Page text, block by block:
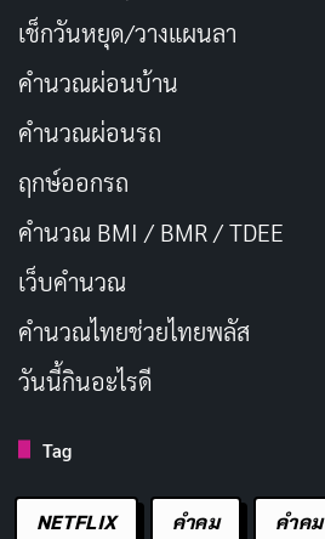
เช็กวันหยุด/วางแผนลา
คำนวณผ่อนบ้าน
คำนวณผ่อนรถ
ฤกษ์ออกรถ
คำนวณ BMI / BMR / TDEE
เว็บคํานวณ
คํานวณไทยช่วยไทยพลัส
วันนี้กินอะไรดี
Tag
NETFLIX คำคม คําคม